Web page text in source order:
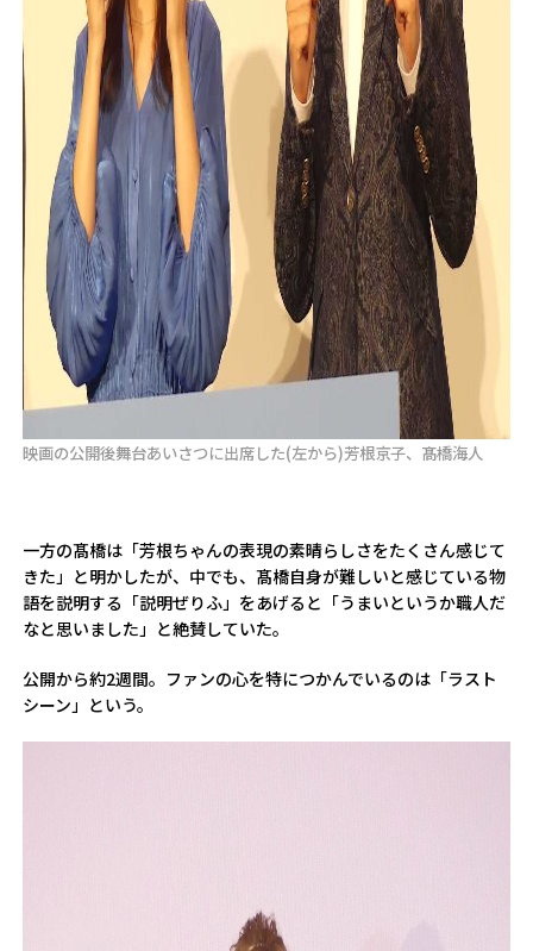
映画の公開後舞台あいさつに出席した(左から)芳根京子、髙橋海人
一方の髙橋は「芳根ちゃんの表現の素晴らしさをたくさん感じて
きた」と明かしたが、中でも、髙橋自身が難しいと感じている物
語を説明する「説明ぜりふ」をあげると「うまいというか職人だ
なと思いました」と絶賛していた。
公開から約2週間。ファンの心を特につかんでいるのは「ラスト
シーン」という。